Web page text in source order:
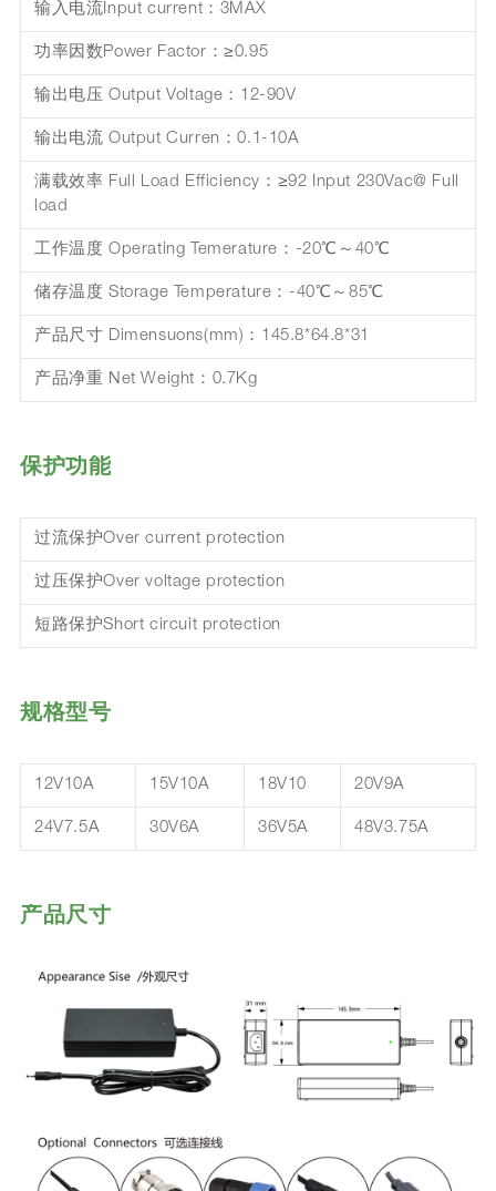
输入电流Input current：3MAX
功率因数Power Factor：≥0.95
输出电压 Output Voltage：12-90V
输出电流 Output Curren：0.1-10A
满载效率 Full Load Efficiency：≥92 Input 230Vac@ Full
load
工作温度 Operating Temerature：-20℃～40℃
储存温度 Storage Temperature：-40℃～85℃
产品尺寸 Dimensuons(mm)：145.8*64.8*31
产品净重 Net Weight：0.7Kg
保护功能
过流保护Over current protection
过压保护Over voltage protection
短路保护Short circuit protection
规格型号
12V10A 15V10A 18V10 20V9A
24V7.5A 30V6A 36V5A 48V3.75A
产品尺寸